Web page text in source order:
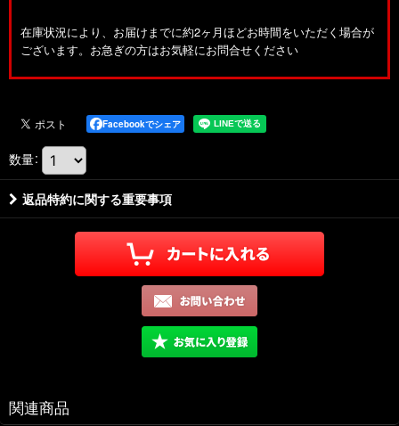
在庫状況により、お届けまでに約2ヶ月ほどお時間をいただく場合が
ございます。お急ぎの方はお気軽にお問合せください
Facebookでシェア
数量:
返品特約に関する重要事項
関連商品